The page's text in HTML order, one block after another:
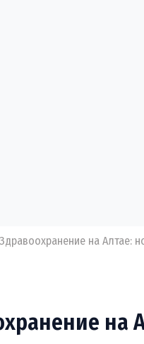
Здравоохранение на Алтае:
на